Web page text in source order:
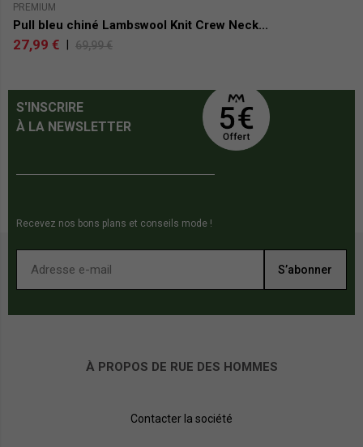
PREMIUM
Pull bleu chiné Lambswool Knit Crew Neck...
27,99 € | 69,99 €
S'INSCRIRE
À LA NEWSLETTER
Recevez nos bons plans et conseils mode !
S’abonner
À PROPOS DE RUE DES HOMMES
Contacter la société